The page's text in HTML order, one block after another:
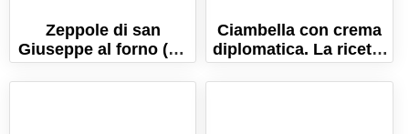
Zeppole di san
Giuseppe al forno (La
ricetta, con trucchi e
consigli!)
Ciambella con crema
diplomatica. La ricetta
del dolce soffice e
umido!